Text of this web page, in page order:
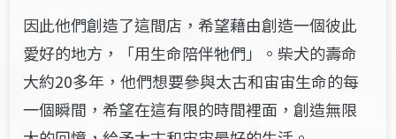
因此他們創造了這間店，希望藉由創造一個彼此
愛好的地方，「用生命陪伴牠們」。柴犬的壽命
大約20多年，他們想要參與太古和宙宙生命的每
一個瞬間，希望在這有限的時間裡面，創造無限